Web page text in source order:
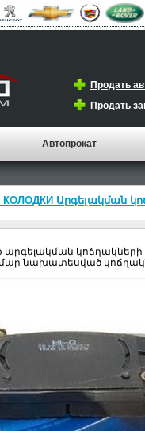
Продать
Продать
Автопрокат
Արգելակման
կոճղակների
նախատեսված